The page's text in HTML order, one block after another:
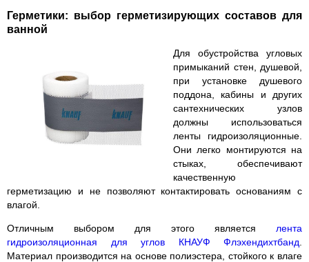
Герметики: выбор герметизирующих составов для
ванной
Для обустройства угловых
примыканий стен, душевой,
при установке душевого
поддона, кабины и других
сантехнических узлов
должны использоваться
ленты гидроизоляционные.
Они легко монтируются на
стыках, обеспечивают
качественную
герметизацию и не позволяют контактировать основаниям с
влагой.
Отличным выбором для этого является лента
гидроизоляционная для углов КНАУФ Флэхендихтбанд
Материал производится на основе полиэстера, стойкого к влаге